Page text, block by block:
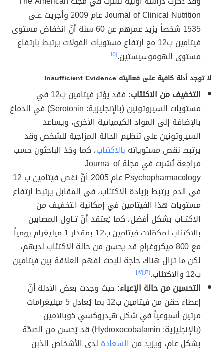
Journal of Clinical Nutrition عام 2009 وأجريت على
1535 شخصاً يزيد عمرهم عن 60 سنة أنّ انخفاض مستوى
فيتامين ب12 مع ارتفاع مستويات الفولات يرتبط بارتفاع
مستوى الهوموسيستين.[١٥]
لا توجد أدلة كافية على فعاليته Insufficient Evidence
التخفيف من الاكتئاب:
فقد يؤثر فيتامين ب12 في
مستويات السيروتونين (بالإنجليزية: Serotonin) في الدماغ
بالإضافة إلى المواد الكيميائية الأخرى، ويساعد
السيروتونين على تنظيم الحالة المزاجية للشخص وقد
يرتبط نقص مستوياته بالاكتئاب، كما وجَدَ الباحثون حسب
مراجعة نُشرت في مجلة Journal of
Psychopharmacology عام 2005 أنّ نقص فيتامين ب 12
في الدم يرتبط بزيادة الاكتئاب، في المقابل يرتبط ارتفاع
مستويات هذا الفيتامين في إمكانية التخفيف من
الاكتئاب بشكل أفضل، كما يُعتقد أنّ تناول المصابين
بالاكتئاب لمكمّلات فيتامين ب12 بمقدار 1 ميليغرام يومياً
مع 800 ميكروغرامٍ قد يحسن من حالة الاكتئاب لديهم،
لكن ما تزال هناك حاجة للبحث لفهم العلاقة بين فيتامين
ب12 والاكتئاب.
[١٦] [١٧]
التحسين من حالة الإعياء:حيث وجدت بعض الأدلة أنّ
إعطاء حقن من فيتامين ب12 بما يُعادل 5 ميليغرامات
مرتين أسبوعياً في شكل هيدروكسي كوبالامين
(بالإنجليزية: Hydroxocobalamin) قد يُحسن من الصحّة
بشكل عام، ويزيد من السعادة لدى الأشخاص الذين